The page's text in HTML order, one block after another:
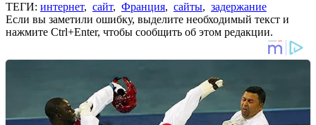
ТЕГИ: интернет, сайт, Франция, сайты, задержание
Если вы заметили ошибку, выделите необходимый текст и
нажмите Ctrl+Enter, чтобы сообщить об этом редакции.